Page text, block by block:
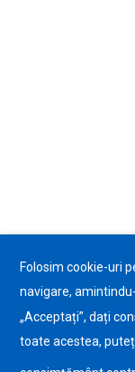
Folosim cookie-uri
navigare,
„Acceptați”, dați
toate acestea,